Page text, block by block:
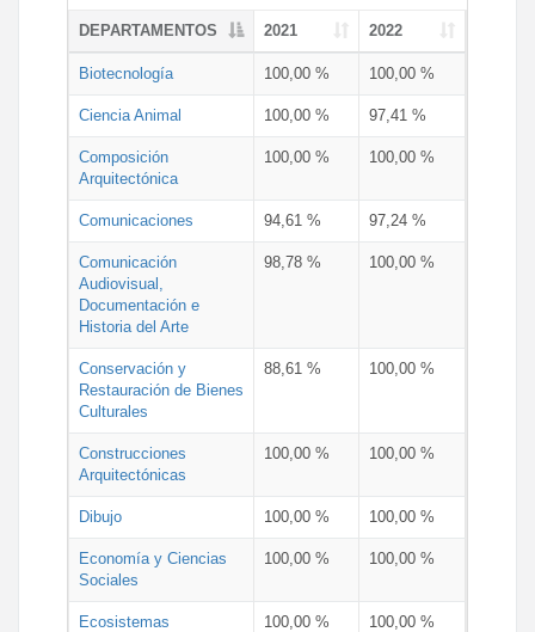
DEPARTAMENTOS 2021 2022
Biotecnología 100,00 % 100,00 %
Ciencia Animal 100,00 % 97,41 %
Composición
Arquitectónica
100,00 % 100,00 %
Comunicaciones 94,61 % 97,24 %
Comunicación
Audiovisual,
Documentación e
Historia del Arte
98,78 % 100,00 %
Conservación y
Restauración de Bienes
Culturales
88,61 % 100,00 %
Construcciones
Arquitectónicas
100,00 % 100,00 %
Dibujo 100,00 % 100,00 %
Economía y Ciencias
Sociales
100,00 % 100,00 %
Ecosistemas
100,00 % 100,00 %